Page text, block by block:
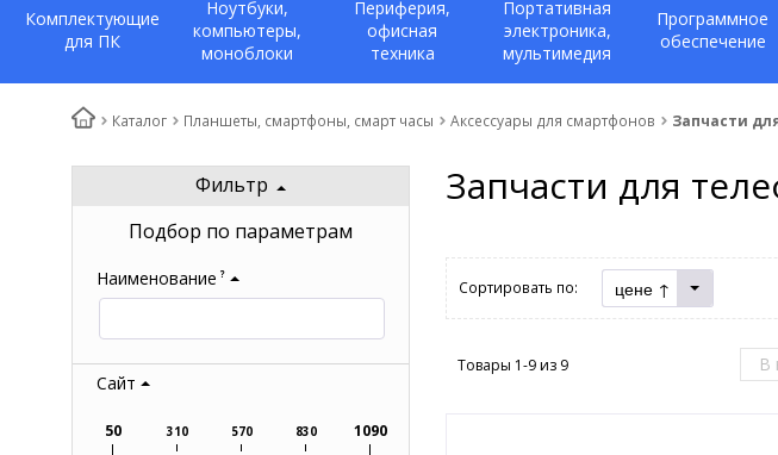
Комплектующие
для ПК
Ноутбуки,
компьютеры,
моноблоки
Периферия,
офисная
техника
Портативная
электроника,
мультимедия
Программное
обеспечение
Каталог Планшеты, смартфоны, смарт часы Аксессуары для смартфонов Запчасти
Фильтр
Подбор по параметрам
Наименование ?
Сайт
50 310 570 830 1090
Запчасти для
Сортировать по: цене ↑
Товары 1-9 из 9 В